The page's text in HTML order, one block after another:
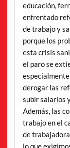
educación,
enfrentado
de trabajo y
porque los
esta crisis
el paro se
especialmente
derogar las
subir salarios
Además, las
trabajo en el
de
lo que